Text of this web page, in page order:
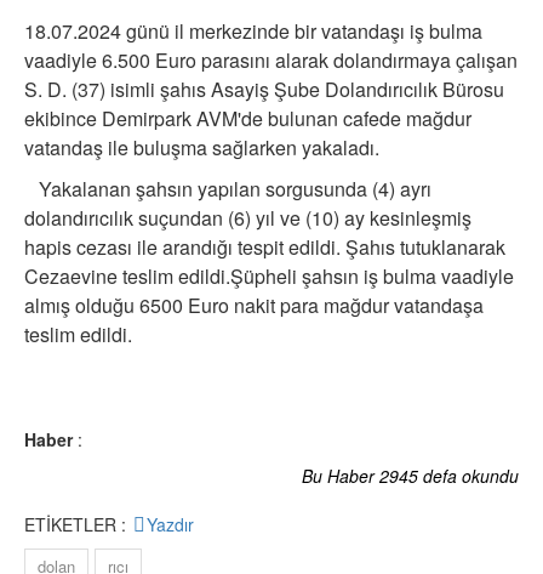
18.07.2024 günü il merkezinde bir vatandaşı iş bulma
vaadiyle 6.500 Euro parasını alarak dolandırmaya çalışan
S. D. (37) isimli şahıs Asayiş Şube Dolandırıcılık Bürosu
ekibince Demirpark AVM'de bulunan cafede mağdur
vatandaş ile buluşma sağlarken yakaladı.
Yakalanan şahsın yapılan sorgusunda (4) ayrı
dolandırıcılık suçundan (6) yıl ve (10) ay kesinleşmiş
hapis cezası ile arandığı tespit edildi. Şahıs tutuklanarak
Cezaevine teslim edildi.Şüpheli şahsın iş bulma vaadiyle
almış olduğu 6500 Euro nakit para mağdur vatandaşa
teslim edildi.
Haber:
Bu Haber 2945 defa okundu
ETİKETLER :
Yazdır
dolan rıcı